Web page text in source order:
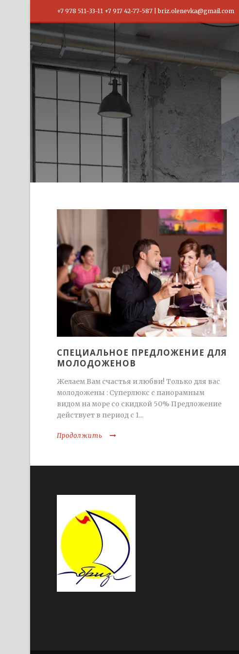
+7 978 511-33-11 +7 917 42-77-587 | briz.olenevka@gmail.com
СПЕЦИАЛЬНОЕ ПРЕДЛОЖЕНИЕ ДЛЯ
МОЛОДОЖЕНОВ
Желаем Вам счастья и любви! Только для вас
молодожены : Суперлюкс с панорамным
видом на море со скидкой 50% Предложение
действует в период с 1...
Продолжить